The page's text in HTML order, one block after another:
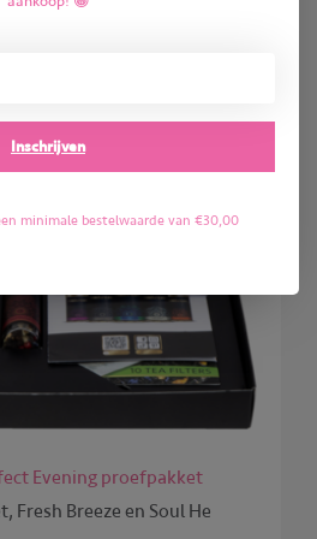
Evening proefpakket
Fresh Breeze en Soul He
Inschrijven
minimale bestelwaarde van €30,00